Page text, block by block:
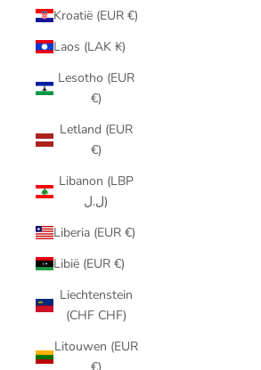
Kroatië (EUR €)
Laos (LAK ₭)
Lesotho (EUR
€)
Letland (EUR
€)
Libanon (LBP
ل.ل)
Liberia (EUR €)
Libië (EUR €)
Liechtenstein
(CHF CHF)
Litouwen (EUR